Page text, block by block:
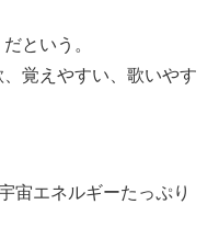
という。
覚えやすい、歌いやす
宙エネルギーたっぷり